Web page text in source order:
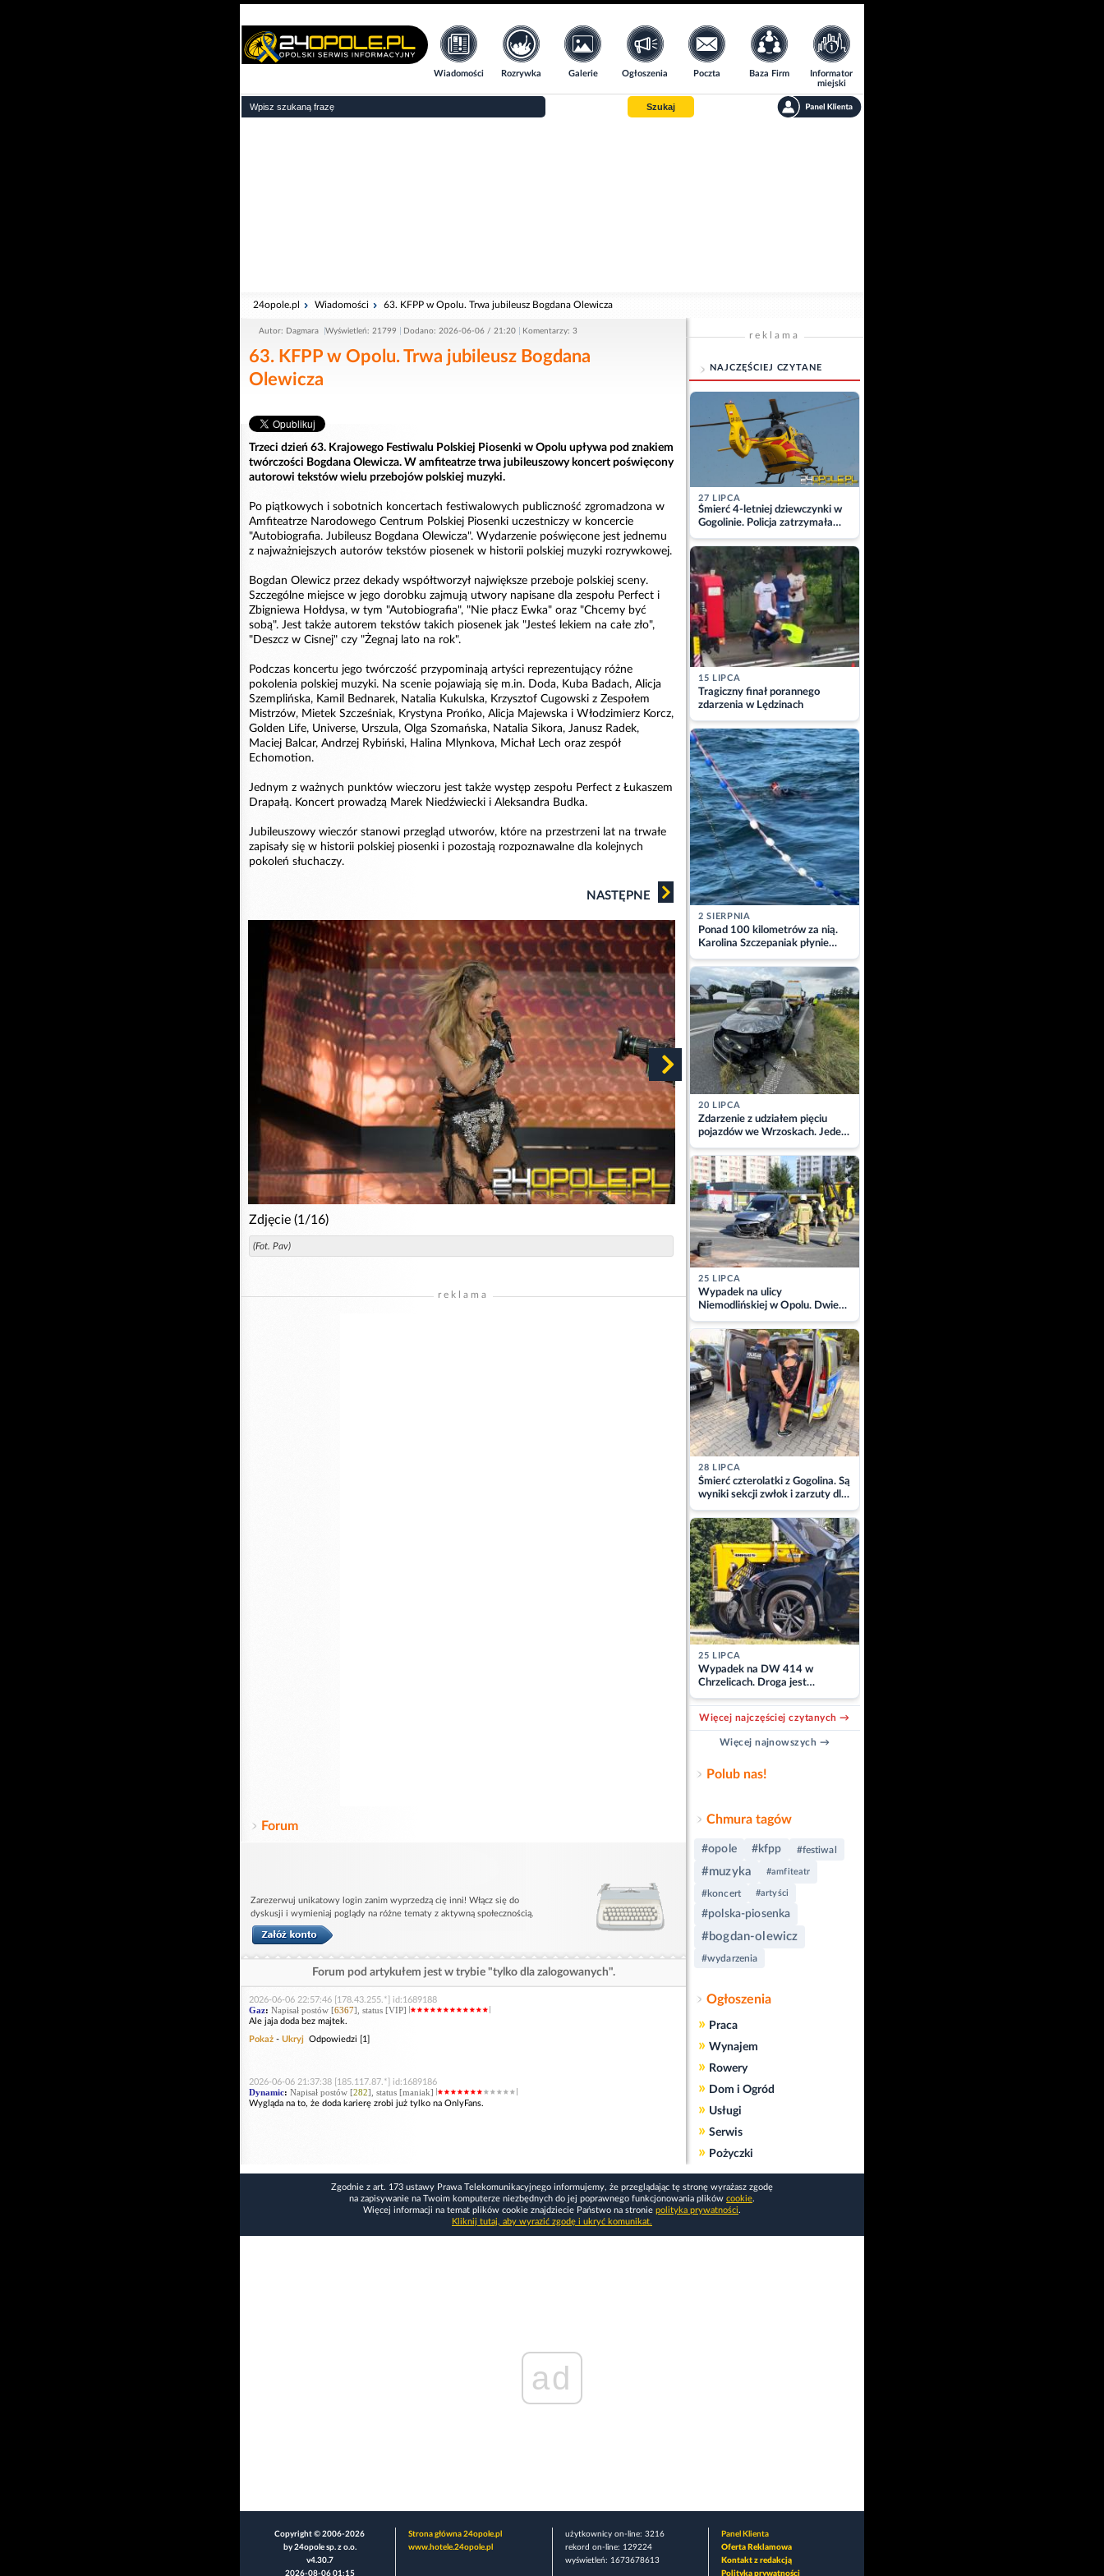
Wiadomości Rozrywka Galerie Ogłoszenia Poczta Baza Firm
Informator
miejski
Szukaj
24opole.pl Wiadomości 63. KFPP w Opolu. Trwa jubileusz Bogdana Olewicza
Autor: Dagmara Wyświetleń: 21799 Dodano: 2026-06-06 / 21:20 Komentarzy: 3
63. KFPP w Opolu. Trwa jubileusz Bogdana
Olewicza
Trzeci dzień 63. Krajowego Festiwalu Polskiej Piosenki w Opolu upływa pod znakiem
twórczości Bogdana Olewicza. W amfiteatrze trwa jubileuszowy koncert poświęcony
autorowi tekstów wielu przebojów polskiej muzyki.
Po piątkowych i sobotnich koncertach festiwalowych publiczność zgromadzona w
Amfiteatrze Narodowego Centrum Polskiej Piosenki uczestniczy w koncercie
"Autobiografia. Jubileusz Bogdana Olewicza". Wydarzenie poświęcone jest jednemu
z najważniejszych autorów tekstów piosenek w historii polskiej muzyki rozrywkowej.
Bogdan Olewicz przez dekady współtworzył największe przeboje polskiej sceny.
Szczególne miejsce w jego dorobku zajmują utwory napisane dla zespołu Perfect i
Zbigniewa Hołdysa, w tym "Autobiografia", "Nie płacz Ewka" oraz "Chcemy być
sobą". Jest także autorem tekstów takich piosenek jak "Jesteś lekiem na całe zło",
"Deszcz w Cisnej" czy "Żegnaj lato na rok".
Podczas koncertu jego twórczość przypominają artyści reprezentujący różne
pokolenia polskiej muzyki. Na scenie pojawiają się m.in. Doda, Kuba Badach, Alicja
Szemplińska, Kamil Bednarek, Natalia Kukulska, Krzysztof Cugowski z Zespołem
Mistrzów, Mietek Szcześniak, Krystyna Prońko, Alicja Majewska i Włodzimierz Korcz,
Golden Life, Universe, Urszula, Olga Szomańska, Natalia Sikora, Janusz Radek,
Maciej Balcar, Andrzej Rybiński, Halina Mlynkova, Michał Lech oraz zespół
Echomotion.
Jednym z ważnych punktów wieczoru jest także występ zespołu Perfect z Łukaszem
Drapałą. Koncert prowadzą Marek Niedźwiecki i Aleksandra Budka.
Jubileuszowy wieczór stanowi przegląd utworów, które na przestrzeni lat na trwałe
zapisały się w historii polskiej piosenki i pozostają rozpoznawalne dla kolejnych
pokoleń słuchaczy.
NASTĘPNE
Zdjęcie (1/16)
(Fot. Pav)
reklama
Forum
Zarezerwuj unikatowy login zanim wyprzedzą cię inni! Włącz się do
dyskusji i wymieniaj poglądy na różne tematy z aktywną społecznością.
Forum pod artykułem jest w trybie "tylko dla zalogowanych".
2026-06-06 22:57:46 [178.43.255.*] id:1689188
Gaz: Napisał postów [6367], status [VIP]
Ale jaja doda bez majtek.
Pokaż - Ukryj Odpowiedzi [1]
2026-06-06 21:37:38 [185.117.87.*] id:1689186
Dynamic: Napisał postów [282], status [maniak]
Wygląda na to, że doda karierę zrobi już tylko na OnlyFans.
reklama
NAJCZĘŚCIEJ CZYTANE
27 LIPCA
Śmierć 4-letniej dziewczynki w
Gogolinie. Policja zatrzymała
matkę
15 LIPCA
Tragiczny finał porannego
zdarzenia w Lędzinach
2 SIERPNIA
Ponad 100 kilometrów za nią.
Karolina Szczepaniak płynie
przez Bałtyk dla Piotra.
Aktualizacja
20 LIPCA
Zdarzenie z udziałem pięciu
pojazdów we Wrzoskach. Jeden
z kierowców zabrany w
kajdankach
25 LIPCA
Wypadek na ulicy
Niemodlińskiej w Opolu. Dwie
osoby w szpitalu
28 LIPCA
Śmierć czterolatki z Gogolina. Są
wyniki sekcji zwłok i zarzuty dla
matki
25 LIPCA
Wypadek na DW 414 w
Chrzelicach. Droga jest
zablokowana
Więcej najczęściej czytanych →
Więcej najnowszych →
Polub nas!
Chmura tagów
#opole #kfpp #festiwal
#muzyka #amfiteatr
#koncert #artyści
#polska-piosenka
#bogdan-olewicz
#wydarzenia
Ogłoszenia
» Praca
» Wynajem
» Rowery
» Dom i Ogród
» Usługi
» Serwis
» Pożyczki
Zgodnie z art. 173 ustawy Prawa Telekomunikacyjnego informujemy, że przeglądając tę stronę wyrażasz zgodę
na zapisywanie na Twoim komputerze niezbędnych do jej poprawnego funkcjonowania plików cookie.
Więcej informacji na temat plików cookie znajdziecie Państwo na stronie polityka prywatności.
Kliknij tutaj, aby wyrazić zgodę i ukryć komunikat.
ad
Copyright © 2006-2026
by 24opole sp. z o.o.
v4.30.7
2026-08-06 01:15
Strona główna 24opole.pl
www.hotele.24opole.pl
użytkownicy on-line: 3216
rekord on-line: 129224
wyświetleń: 1673678613
Panel Klienta
Oferta Reklamowa
Kontakt z redakcją
Polityka prywatności